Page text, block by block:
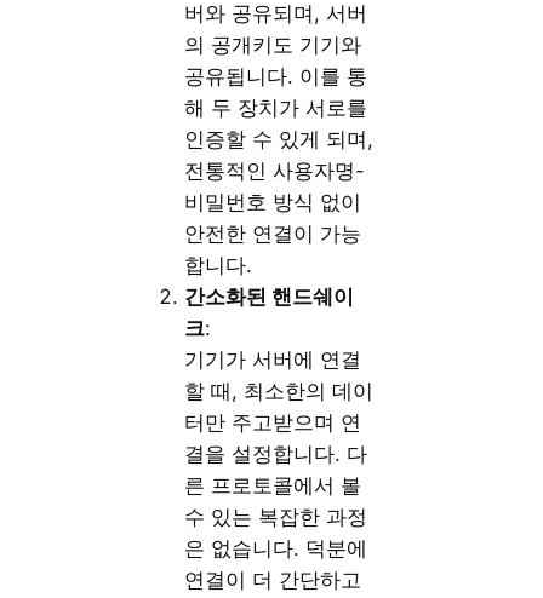
버와 공유되며, 서버
의 공개키도 기기와
공유됩니다. 이를 통
해 두 장치가 서로를
인증할 수 있게 되며,
전통적인 사용자명-
비밀번호 방식 없이
안전한 연결이 가능
합니다.
간소화된 핸드쉐이
크:
기기가 서버에 연결
할 때, 최소한의 데이
터만 주고받으며 연
결을 설정합니다. 다
른 프로토콜에서 볼
수 있는 복잡한 과정
은 없습니다. 덕분에
연결이 더 간단하고